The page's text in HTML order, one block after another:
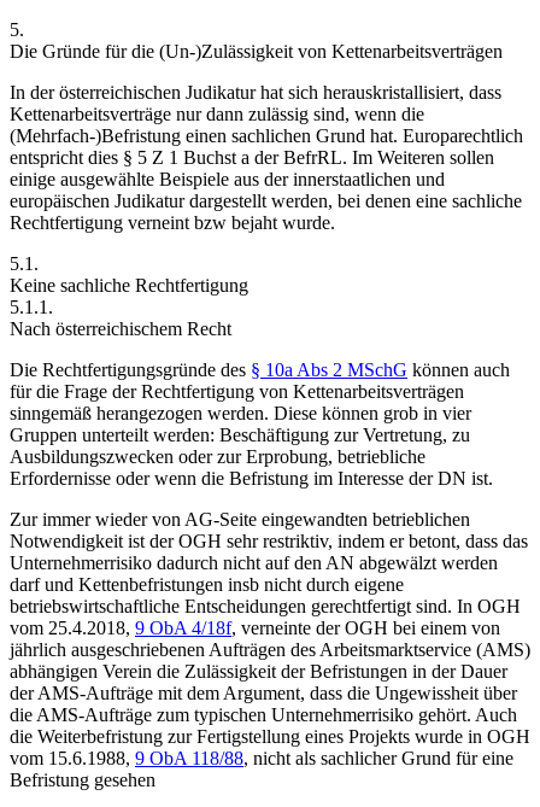
5.
Die Gründe für die (Un-)Zulässigkeit von Kettenarbeitsverträgen
In der österreichischen Judikatur hat sich herauskristallisiert, dass
Kettenarbeitsverträge nur dann zulässig sind, wenn die
(Mehrfach-)Befristung einen sachlichen Grund hat. Europarechtlich
entspricht dies § 5 Z 1 Buchst a der BefrRL. Im Weiteren sollen
einige ausgewählte Beispiele aus der innerstaatlichen und
europäischen Judikatur dargestellt werden, bei denen eine sachliche
Rechtfertigung verneint bzw bejaht wurde.
5.1.
Keine sachliche Rechtfertigung
5.1.1.
Nach österreichischem Recht
Die Rechtfertigungsgründe des § 10a Abs 2 MSchG können auch
für die Frage der Rechtfertigung von Kettenarbeitsverträgen
sinngemäß herangezogen werden. Diese können grob in vier
Gruppen unterteilt werden: Beschäftigung zur Vertretung, zu
Ausbildungszwecken oder zur Erprobung, betriebliche
Erfordernisse oder wenn die Befristung im Interesse der DN ist.
Zur immer wieder von AG-Seite eingewandten betrieblichen
Notwendigkeit ist der OGH sehr restriktiv, indem er betont, dass das
Unternehmerrisiko dadurch nicht auf den AN abgewälzt werden
darf und Kettenbefristungen insb nicht durch eigene
betriebswirtschaftliche Entscheidungen gerechtfertigt sind. In OGH
vom 25.4.2018, 9 ObA 4/18f, verneinte der OGH bei einem von
jährlich ausgeschriebenen Aufträgen des Arbeitsmarktservice (AMS)
abhängigen Verein die Zulässigkeit der Befristungen in der Dauer
der AMS-Aufträge mit dem Argument, dass die Ungewissheit über
die AMS-Aufträge zum typischen Unternehmerrisiko gehört. Auch
die Weiterbefristung zur Fertigstellung eines Projekts wurde in OGH
vom 15.6.1988, 9 ObA 118/88, nicht als sachlicher Grund für eine
Befristung gesehen